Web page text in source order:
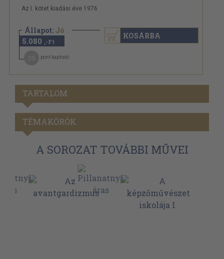
Az I. kötet kiadási éve 1976
Állapot: Jó
5.080 ,-Ft
pont kapható
KOSÁRBA
TARTALOM
TÉMAKÖRÖK
A SOROZAT TOVÁBBI MŰVEI